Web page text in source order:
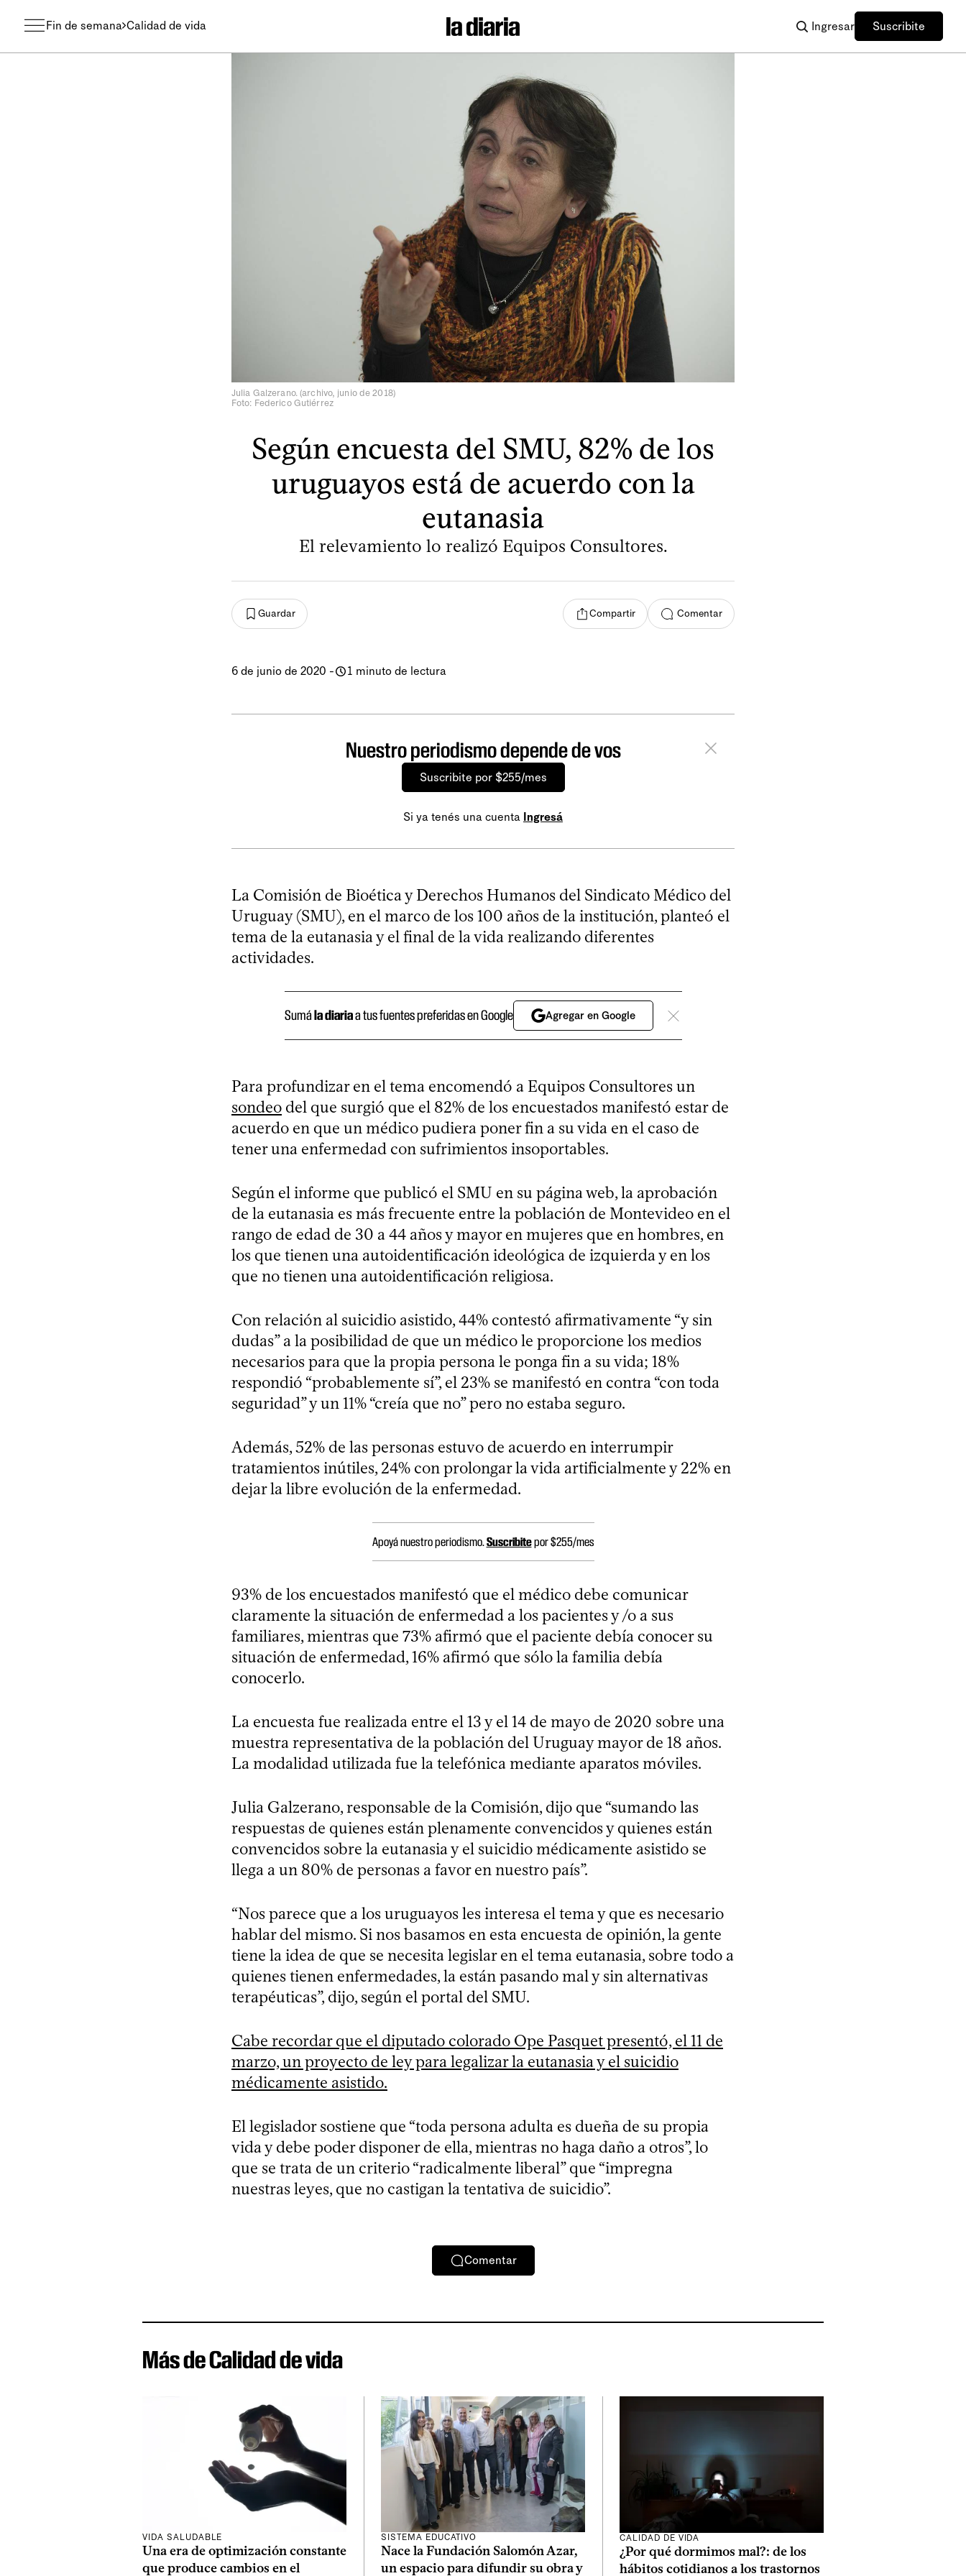
Fin de semana Calidad de vida Ingresar Suscribite
Julia Galzerano. (archivo, junio de 2018)
Foto: Federico Gutiérrez
Según encuesta del SMU, 82% de los
uruguayos está de acuerdo con la
eutanasia
El relevamiento lo realizó Equipos Consultores.
Guardar Compartir Comentar
6 de junio de 2020 - 1 minuto de lectura
Nuestro periodismo depende de vos
Suscribite por $255/mes
Si ya tenés una cuenta Ingresá
La Comisión de Bioética y Derechos Humanos del Sindicato Médico del
Uruguay (SMU), en el marco de los 100 años de la institución, planteó el
tema de la eutanasia y el final de la vida realizando diferentes
actividades.
Sumála diariaa tus fuentes preferidas en Google Agregar en Google
Para profundizar en el tema encomendó a Equipos Consultores un
sondeo del que surgió que el 82% de los encuestados manifestó estar de
acuerdo en que un médico pudiera poner fin a su vida en el caso de
tener una enfermedad con sufrimientos insoportables.
Según el informe que publicó el SMU en su página web, la aprobación
de la eutanasia es más frecuente entre la población de Montevideo en el
rango de edad de 30 a 44 años y mayor en mujeres que en hombres, en
los que tienen una autoidentificación ideológica de izquierda y en los
que no tienen una autoidentificación religiosa.
Con relación al suicidio asistido, 44% contestó afirmativamente “y sin
dudas” a la posibilidad de que un médico le proporcione los medios
necesarios para que la propia persona le ponga fin a su vida; 18%
respondió “probablemente sí”, el 23% se manifestó en contra “con toda
seguridad” y un 11% “creía que no” pero no estaba seguro.
Además, 52% de las personas estuvo de acuerdo en interrumpir
tratamientos inútiles, 24% con prolongar la vida artificialmente y 22% en
dejar la libre evolución de la enfermedad.
Apoyá nuestro periodismo.Suscribitepor $255/mes
93% de los encuestados manifestó que el médico debe comunicar
claramente la situación de enfermedad a los pacientes y /o a sus
familiares, mientras que 73% afirmó que el paciente debía conocer su
situación de enfermedad, 16% afirmó que sólo la familia debía
conocerlo.
La encuesta fue realizada entre el 13 y el 14 de mayo de 2020 sobre una
muestra representativa de la población del Uruguay mayor de 18 años.
La modalidad utilizada fue la telefónica mediante aparatos móviles.
Julia Galzerano, responsable de la Comisión, dijo que “sumando las
respuestas de quienes están plenamente convencidos y quienes están
convencidos sobre la eutanasia y el suicidio médicamente asistido se
llega a un 80% de personas a favor en nuestro país”.
“Nos parece que a los uruguayos les interesa el tema y que es necesario
hablar del mismo. Si nos basamos en esta encuesta de opinión, la gente
tiene la idea de que se necesita legislar en el tema eutanasia, sobre todo a
quienes tienen enfermedades, la están pasando mal y sin alternativas
terapéuticas”, dijo, según el portal del SMU.
Cabe recordar que el diputado colorado Ope Pasquet presentó, el 11 de
marzo, un proyecto de ley para legalizar la eutanasia y el suicidio
médicamente asistido.
El legislador sostiene que “toda persona adulta es dueña de su propia
vida y debe poder disponer de ella, mientras no haga daño a otros”, lo
que se trata de un criterio “radicalmente liberal” que “impregna
nuestras leyes, que no castigan la tentativa de suicidio”.
Comentar
Más de Calidad de vida
VIDA SALUDABLE
Una era de optimización constante
que produce cambios en el
SISTEMA EDUCATIVO
Nace la Fundación Salomón Azar,
un espacio para difundir su obra y
CALIDAD DE VIDA
¿Por qué dormimos mal?: de los
hábitos cotidianos a los trastornos